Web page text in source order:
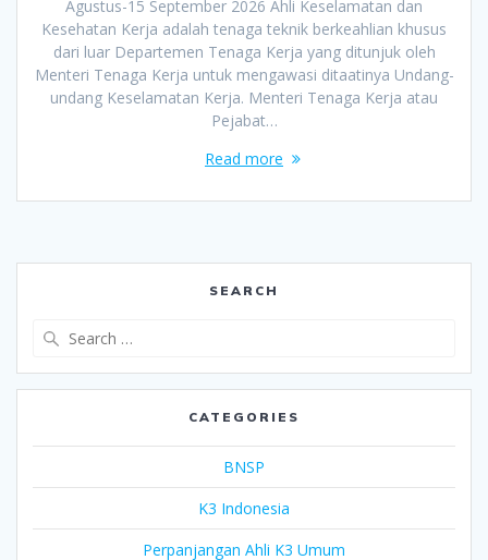
Agustus-15 September 2026 Ahli Keselamatan dan
Kesehatan Kerja adalah tenaga teknik berkeahlian khusus
dari luar Departemen Tenaga Kerja yang ditunjuk oleh
Menteri Tenaga Kerja untuk mengawasi ditaatinya Undang-
undang Keselamatan Kerja. Menteri Tenaga Kerja atau
Pejabat…
Read more
SEARCH
CATEGORIES
BNSP
K3 Indonesia
Perpanjangan Ahli K3 Umum